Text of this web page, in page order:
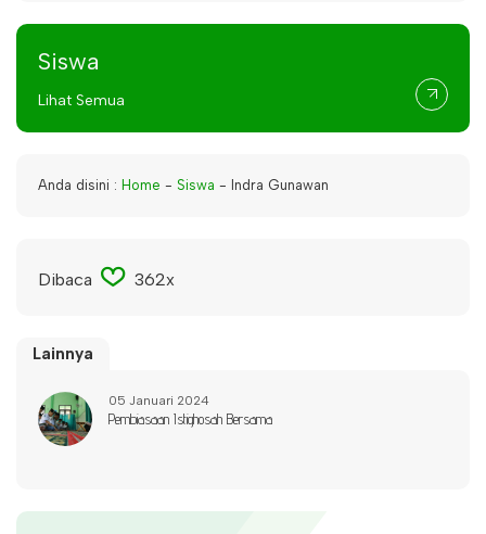
Siswa
Lihat Semua
Anda disini : Home - Siswa - Indra Gunawan
Dibaca 362x
Lainnya
05 Januari 2024
Pembiasaan Istighosah Bersama